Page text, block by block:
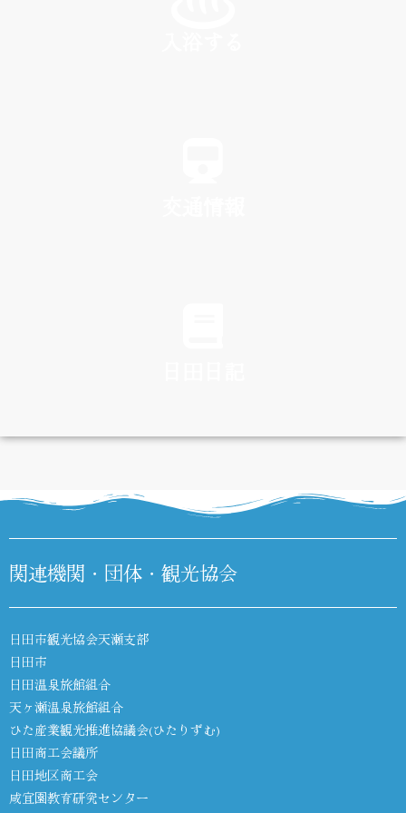
DIARY
関連機関・団体・観光協会
日田市観光協会天瀬支部
日田市
日田温泉旅館組合
天ヶ瀬温泉旅館組合
ひた産業観光推進協議会(ひたりずむ)
日田商工会議所
日田地区商工会
咸宜園教育研究センター